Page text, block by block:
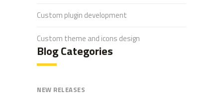
Custom plugin development
Custom theme and icons design
Blog Categories
NEW RELEASES